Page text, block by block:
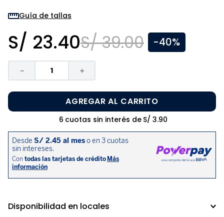
Guía de tallas
S/ 23.40S/ 39.00 -40%
＋
－
AGREGAR AL CARRITO
6 cuotas sin interés de S/ 3.90
Disponibilidad en locales
10. sandalias niño